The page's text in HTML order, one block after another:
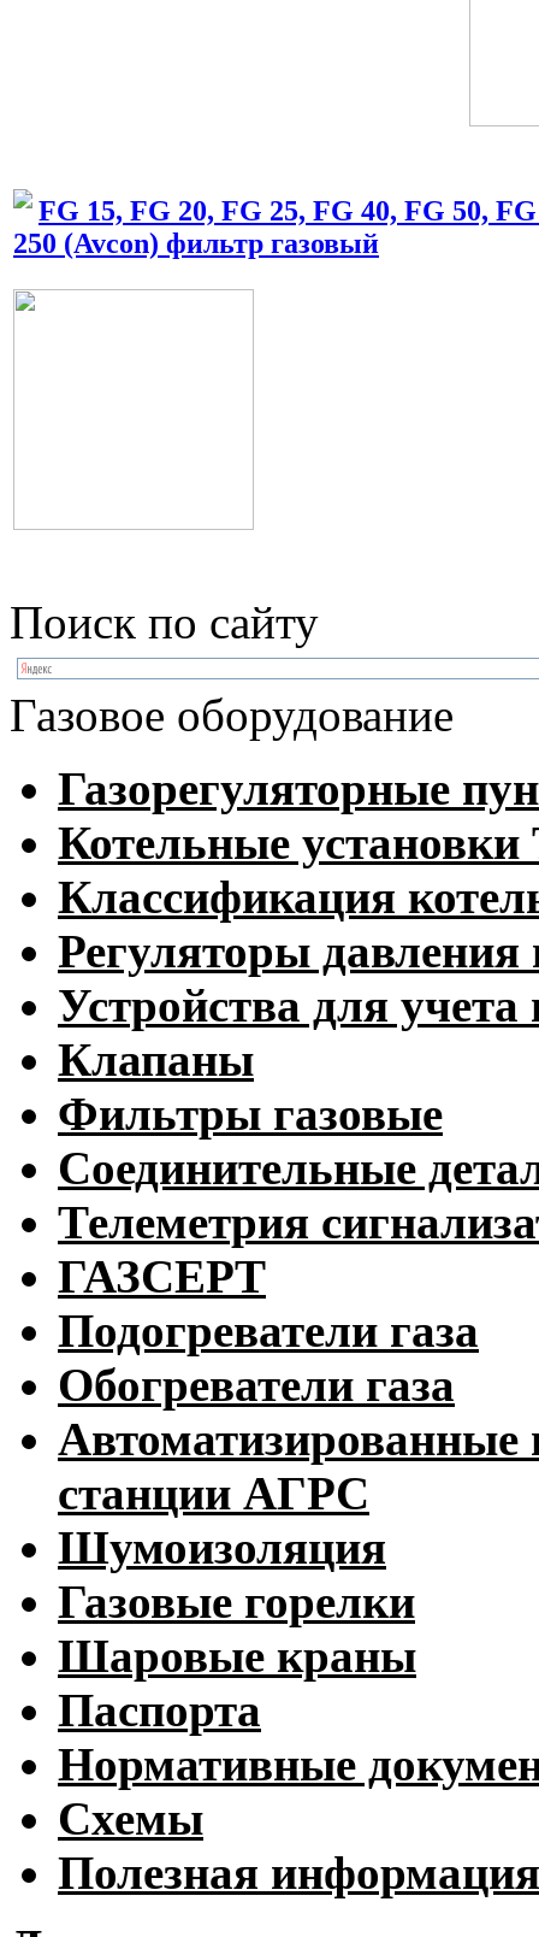
FG 15, FG 20, FG 25, FG 40, FG 50,
250 (Avcon) фильтр газовый
Поиск по сайту
Газовое оборудование
Газорегуляторные
Котельные
Классификация
Регуляторы давления
Устройства для учета
Клапаны
Фильтры газовые
Соединительные
Телеметрия
ГАЗСЕРТ
Подогреватели газа
Обогреватели газа
Автоматизированные
станции АГРС
Шумоизоляция
Газовые горелки
Шаровые краны
Паспорта
Нормативные
Схемы
Полезная информация